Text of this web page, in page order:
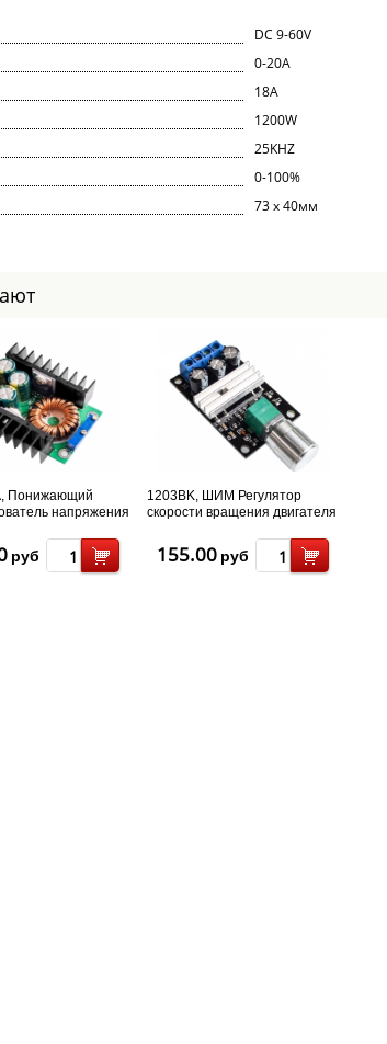
DC 9-60V
0-20A
18A
1200W
25KHZ
0-100%
73 x 40мм
Понижающий
напряжения
руб
1203BK, ШИМ Регулятор
скорости вращения двигателя
155.00 руб